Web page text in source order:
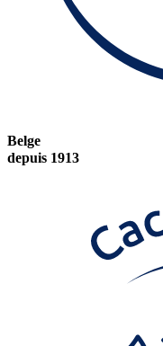
Belge
depuis 1913